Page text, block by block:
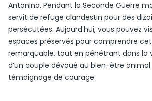
Antonina. Pendant la Seconde Guerre
servit de refuge clandestin pour des
persécutées. Aujourd’hui, vous pouvez
espaces préservés pour comprendre
remarquable, tout en pénétrant dans la
d’un couple dévoué au bien-être
témoignage de courage.